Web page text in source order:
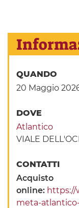
QUANDO
20 Maggio
DOVE
Atlantico
VIALE
CONTATTI
Acquisto
online: https://
meta-